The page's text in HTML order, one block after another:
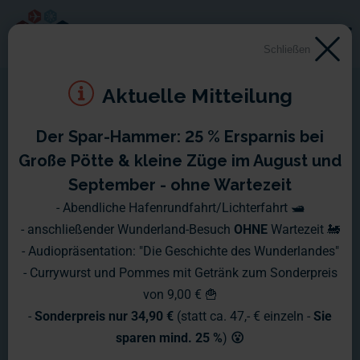
1989/1990
Bereits Ende des Jahres 1988 steigt in
der SED Zentrale wegen der ständig
schwieriger werdenden
wirtschaftlichen Lage der DDR die
Nervosität. Die Sowjetunion steckt in
Schließen
Aktuelle Mitteilung
Der Spar-Hammer: 25 % Ersparnis bei
Große Pötte & kleine Züge im August und
September - ohne Wartezeit
- Abendliche Hafenrundfahrt/Lichterfahrt 🛥️
- anschließender Wunderland-Besuch OHNE Wartezeit 🚂
- Audiopräsentation: "Die Geschichte des Wunderlandes"
- Currywurst und Pommes mit Getränk zum Sonderpreis
von 9,00 € 🍟
- Sonderpreis nur 34,90 € (statt ca. 47,- € einzeln - Sie
sparen mind. 25 %) 😮